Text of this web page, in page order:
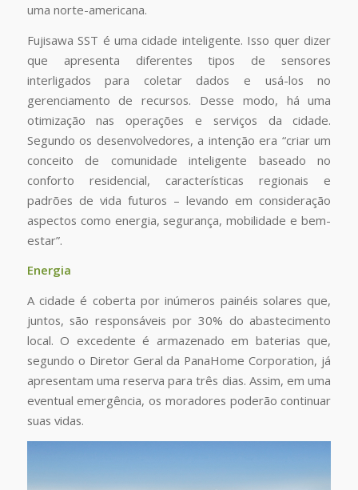
uma norte-americana.
Fujisawa SST é uma cidade inteligente. Isso quer dizer
que apresenta diferentes tipos de sensores
interligados para coletar dados e usá-los no
gerenciamento de recursos. Desse modo, há uma
otimização nas operações e serviços da cidade.
Segundo os desenvolvedores, a intenção era “criar um
conceito de comunidade inteligente baseado no
conforto residencial, características regionais e
padrões de vida futuros – levando em consideração
aspectos como energia, segurança, mobilidade e bem-
estar”.
Energia
A cidade é coberta por inúmeros painéis solares que,
juntos, são responsáveis por 30% do abastecimento
local. O excedente é armazenado em baterias que,
segundo o Diretor Geral da PanaHome Corporation, já
apresentam uma reserva para três dias. Assim, em uma
eventual emergência, os moradores poderão continuar
suas vidas.